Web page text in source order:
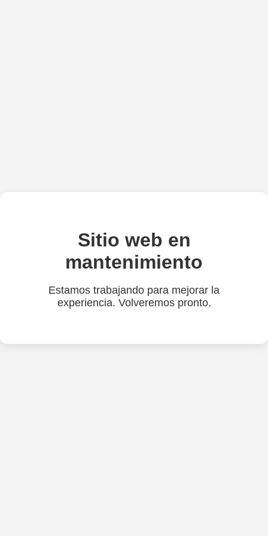
Sitio web en
mantenimiento
Estamos trabajando para mejorar la
experiencia. Volveremos pronto.